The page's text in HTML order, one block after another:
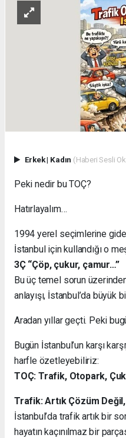
Erkek| Kadın (Haberi Sesli
Peki nedir bu TOÇ?
Hatırlayalım…
1994 yerel seçimlerine
İstanbul için kullandığı o
3Ç “Çöp, çukur, çamur…”
Bu üç temel sorun
anlayışı, İstanbul’da büyük
Aradan yıllar geçti. Peki
Bugün İstanbul’un karşı
harfle özetleyebiliriz:
TOÇ: Trafik, Otopark,
Trafik: Artık Çözüm
İstanbul’da trafik artık bir
hayatın kaçınılmaz bir